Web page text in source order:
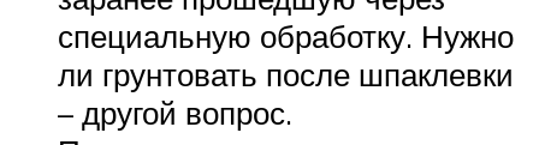
специальную обработку. Нужно
ли грунтовать после шпаклевки
– другой вопрос.